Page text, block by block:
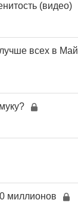
(видео)
всех в
миллионов